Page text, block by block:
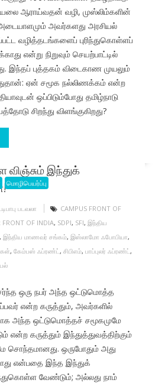
ஆராய்வதன் வழி, முஸ்லிம்களின்
அவர்களது அரசியல்
வழித்தடங்களைப் புரிந்துகொள்ளப்
என்று நிறுவும் செயற்பாட்டில்
இந்தப் புத்தகம் விடைகாண முயலும்
ஏன் சமூக நல்லிணக்கம் என்ற
ஒப்பிடும்போது தமிழ்நாடு
சிறந்து விளங்குகிறது?
மொழிபெயர்ப்பு
விஞ்சும் இந்துக்
படவலா
CAMPUS FRONT OF
FRONT OF INDIA, SDPI, SFI, இந்திய
இந்திய மாணவர் சங்கம், இஸ்லாமோ ஃபோபியா,
, கேம்பஸ் ஃப்ரண்ட் , சிபிஎம், பாப்புலர் ஃப்ரண்ட் ,
ஒரு நபர் அந்த ஒட்டுமொத்த
என்ற கருத்தும், அவர்களில்
அந்த ஒட்டுமொத்தச் சமூகமுமே
என்ற கருத்தும் இந்துத்துவத்திற்கும்
சொந்தமானது. ஒருபோதும் அது
என்பதை இந்த இந்துக்
வேண்டும்; அல்லது நாம்